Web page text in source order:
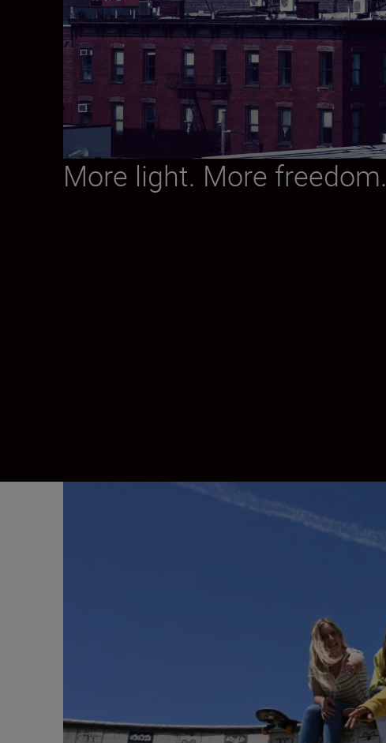
More light. More freedom.